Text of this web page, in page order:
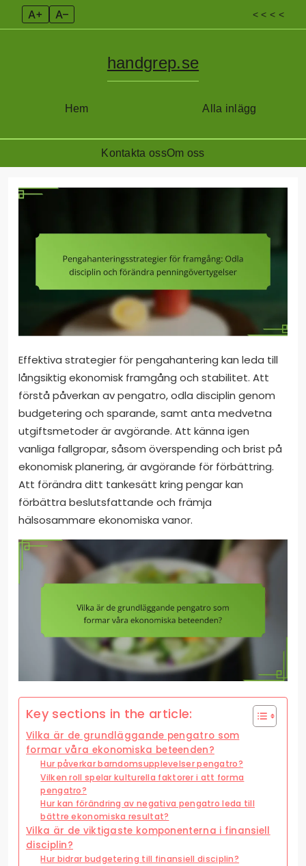
A+ A– < < < <
Hem
handgrep.se
Alla inlägg
Kontakta ossOm oss
Effektiva strategier för pengahantering kan leda till
långsiktig ekonomisk framgång och stabilitet. Att
förstå påverkan av pengatro, odla disciplin genom
budgetering och sparande, samt anta medvetna
utgiftsmetoder är avgörande. Att känna igen
vanliga fallgropar, såsom överspending och brist på
ekonomisk planering, är avgörande för förbättring.
Att förändra ditt tankesätt kring pengar kan
förbättra beslutsfattande och främja
hälsosammare ekonomiska vanor.
Key sections in the article:
Vilka är de grundläggande pengatro som
formar våra ekonomiska beteenden?
Hur påverkar barndomsupplevelser pengatro?
Vilken roll spelar kulturella faktorer i att forma
pengatro?
Hur kan förändring av negativa pengatro leda till
bättre ekonomiska resultat?
Vilka är de viktigaste komponenterna i finansiell
disciplin?
Hur bidrar budgetering till finansiell disciplin?